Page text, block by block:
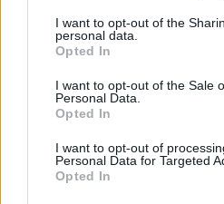
not limited to your visit or usage
grant or deny consent to Google
use your data for below specified
consent section.
I want to opt-out of the
personal data.
Opted In
I want to opt-out of the Sale
Personal Data.
Opted In
I want to opt-out of
Personal Data for Targeted
Opted In
Jeremy Renner
Bosszúállók: Doctor